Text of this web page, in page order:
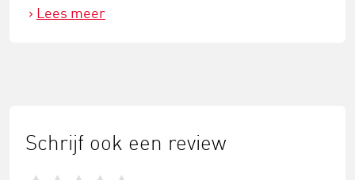
Lees meer
Schrijf ook een review